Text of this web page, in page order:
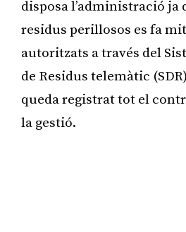
disposa l’administració ja
residus perillosos es fa
autoritzats a través del
de Residus telemàtic
queda registrat tot el
la gestió.